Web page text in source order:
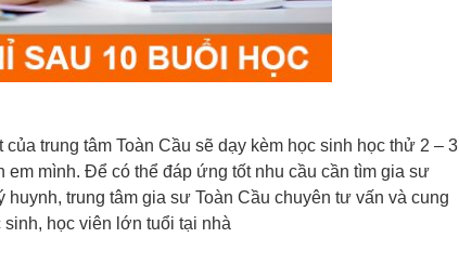
trung tâm Toàn Cầu sẽ dạy kèm học sinh học thử 2 – 3
mình. Để có thể đáp ứng tốt nhu cầu cần tìm gia sư
trung tâm gia sư Toàn Cầu chuyên tư vấn và cung
học viên lớn tuổi tại nhà